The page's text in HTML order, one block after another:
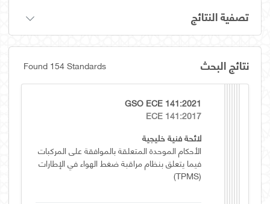
تصفية النتائج
نتائج البحث Found 154 Standards
GSO ECE 141:2021
ECE 141:2017
لائحة فنية خليجية
الأحكام الموحدة المتعلقة بالموافقة على المركبات
فيما يتعلق بنظام مراقبة ضغط الهواء في الإطارات
(TPMS)